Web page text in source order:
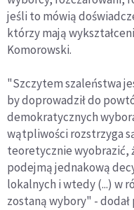
jeśli to mówią
którzy mają
Komorowski.
"Szczytem szaleństwa
by doprowadził do
demokratycznych
wątpliwości rozstrzyga
teoretycznie wyobrazić,
podejmą jednakową
lokalnych i wtedy (...) w
zostaną wybory" -